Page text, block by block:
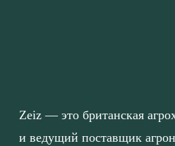
Zeiz — это британская
и ведущий поставщик